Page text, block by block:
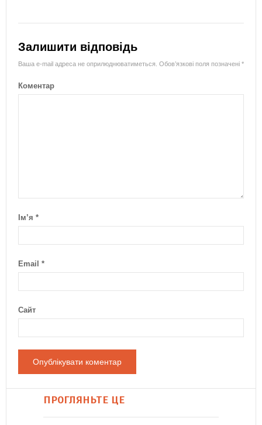
Залишити відповідь
Ваша e-mail адреса не оприлюднюватиметься. Обов’язкові поля позначені *
Коментар
Ім’я *
Email *
Сайт
ПРОГЛЯНЬТЕ ЦЕ